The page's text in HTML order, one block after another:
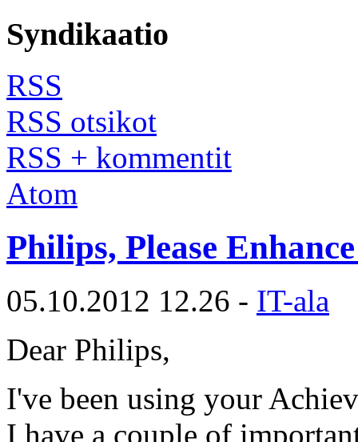
Syndikaatio
RSS
RSS otsikot
RSS + kommentit
Atom
Philips, Please
05.10.2012 12.26 - IT-ala
Dear Philips,
I've been using your
I have a couple of